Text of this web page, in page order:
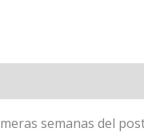
semanas del